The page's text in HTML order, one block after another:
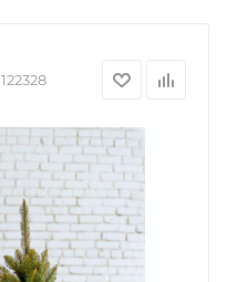
122328